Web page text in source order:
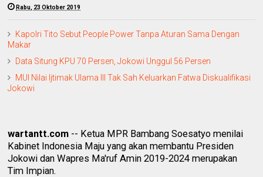
Rabu, 23 Oktober 2019
Kapolri Tito Sebut People Power Tanpa Aturan Sama Dengan
Makar
Data Situng KPU 70 Persen, Jokowi Unggul 56 Persen
MUI Nilai Ijtimak Ulama III Tak Sah Keluarkan Fatwa Diskualifikasi
Jokowi
wartantt.com -- Ketua MPR Bambang Soesatyo menilai
Kabinet Indonesia Maju yang akan membantu Presiden
Jokowi dan Wapres Ma'ruf Amin 2019-2024 merupakan
Tim Impian.